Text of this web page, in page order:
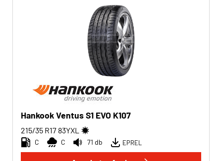
Hankook Ventus S1 EVO K107
215/35 R17 83YXL
C C 71 db EPREL